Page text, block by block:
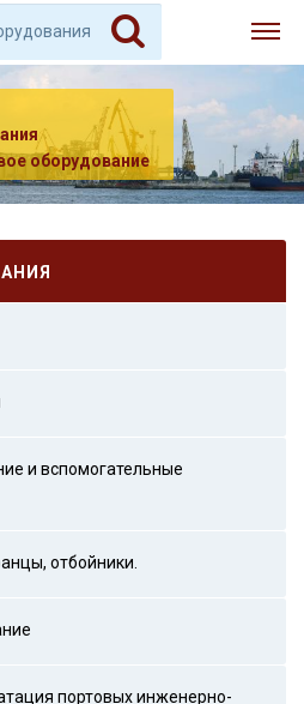
оборудование
и вспомогательные
отбойники.
портовых инженерно-